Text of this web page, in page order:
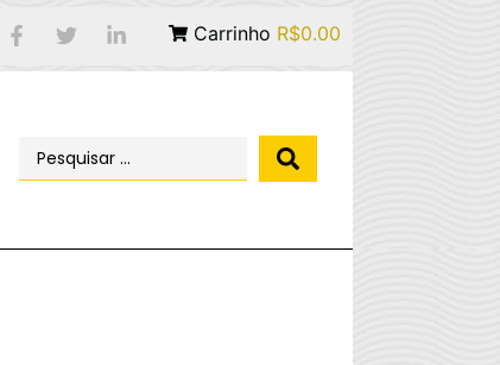
Carrinho R$0.00